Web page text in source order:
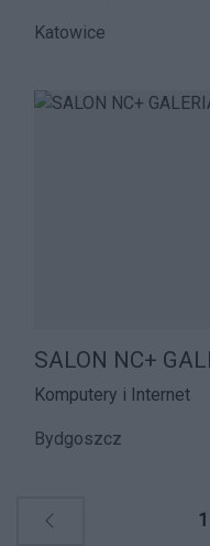
Katowice
SALON NC+
Komputery i Internet
Bydgoszcz
1